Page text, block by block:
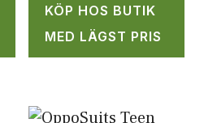
KÖP HOS BUTIK
MED LÄGST PRIS